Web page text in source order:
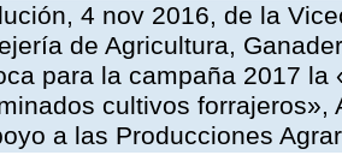
4 nov 2016, de la
de Agricultura,
para la campaña 2017 la
cultivos forrajeros»,
a las Producciones